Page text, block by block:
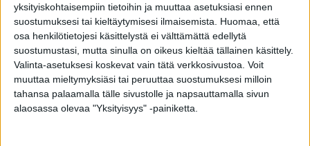
yksityiskohtaisempiin tietoihin ja muuttaa asetuksiasi ennen
suostumuksesi tai kieltäytymisesi ilmaisemista.
Huomaa, että
osa henkilötietojesi käsittelystä ei välttämättä edellytä
suostumustasi, mutta sinulla on oikeus kieltää tällainen käsittely.
Valinta-asetuksesi koskevat vain tätä verkkosivustoa. Voit
muuttaa mieltymyksiäsi tai peruuttaa suostumuksesi milloin
tahansa palaamalla tälle sivustolle ja napsauttamalla sivun
alaosassa olevaa "Yksityisyys" -painiketta.
Molemmin puolin paneelikuvioidun oven viereen voidaan
suunnitella myös tyyliin sopiva kiinteä ikkuna
alumiiniverhoilulla tai puupinnalla, joka voidaan käsitellä
oven kanssa saman sävyiseksi. Puuoven yhteyteen voidaan
suunnitella myös avattava levike ja puuoven saa pariovena.
Vahva mäntypuinen ovi on rakenteensa myötä entistäkin
ekologisempi, energiatehokkaampi sekä paremmin ääntä